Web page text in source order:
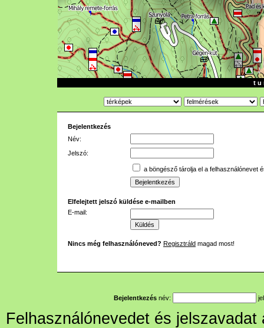
t u
Bejelentkezés
Név:
Jelszó:
a böngésző tárolja el a felhasználónevet
Elfelejtett jelszó küldése e-mailben
E-mail:
Nincs még felhasználóneved? Regisztráld magad most!
Bejelentkezés név:
Felhasználónevedet és